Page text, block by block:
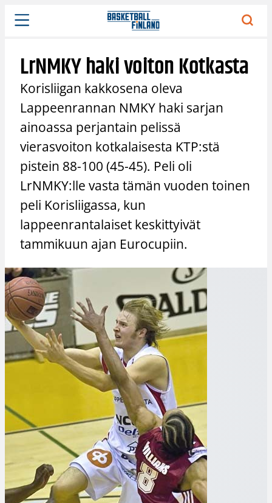
Siirry
sisältöön
LrNMKY haki voiton Kotkasta
Korisliigan kakkosena oleva
Lappeenrannan NMKY haki sarjan
ainoassa perjantain pelissä
vierasvoiton kotkalaisesta KTP:stä
pistein 88-100 (45-45). Peli oli
LrNMKY:lle vasta tämän vuoden toinen
peli Korisliigassa, kun
lappeenrantalaiset keskittyivät
tammikuun ajan Eurocupiin.